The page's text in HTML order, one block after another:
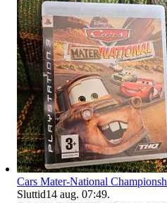
Cars Mater-National
Sluttid14 aug. 07:49.